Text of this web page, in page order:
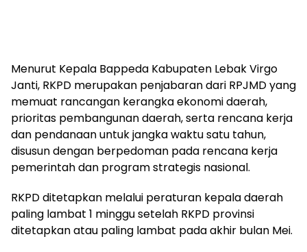
Menurut Kepala Bappeda Kabupaten Lebak Virgo
Janti, RKPD merupakan penjabaran dari RPJMD yang
memuat rancangan kerangka ekonomi daerah,
prioritas pembangunan daerah, serta rencana kerja
dan pendanaan untuk jangka waktu satu tahun,
disusun dengan berpedoman pada rencana kerja
pemerintah dan program strategis nasional.
RKPD ditetapkan melalui peraturan kepala daerah
paling lambat 1 minggu setelah RKPD provinsi
ditetapkan atau paling lambat pada akhir bulan Mei.